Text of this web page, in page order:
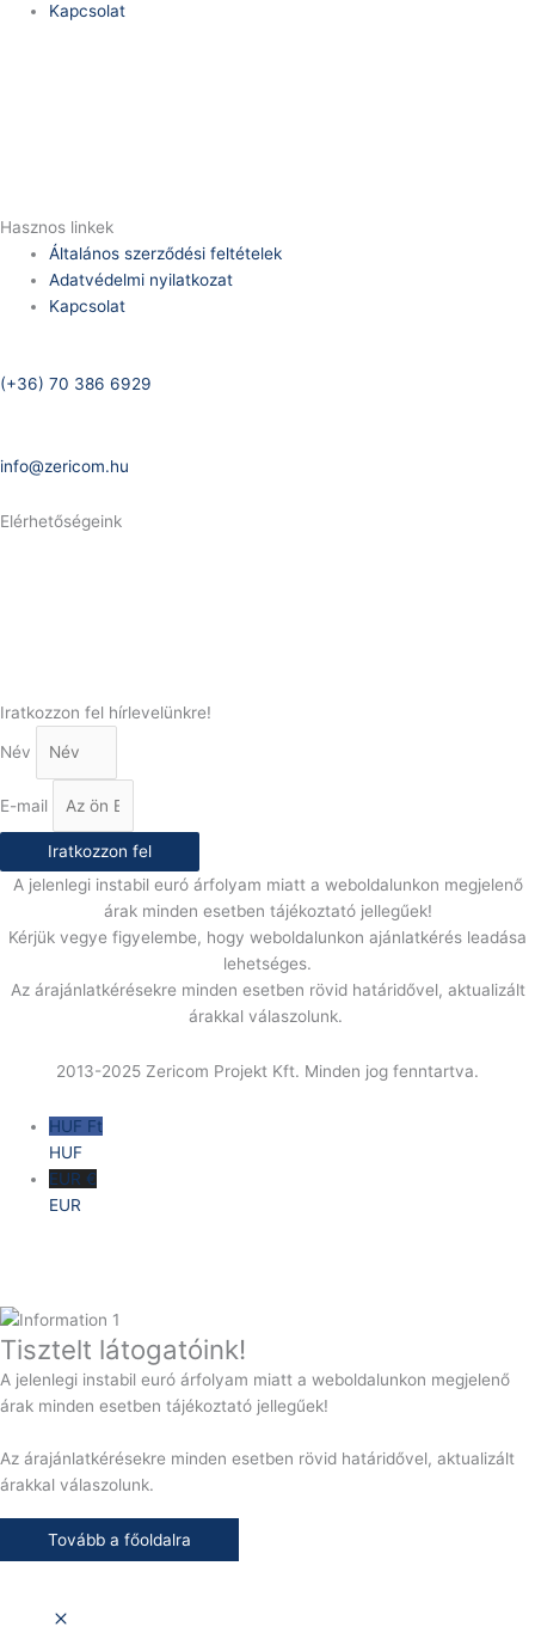
Kapcsolat
Hasznos linkek
Általános szerződési feltételek
Adatvédelmi nyilatkozat
Kapcsolat
(+36) 70 386 6929
info@zericom.hu
Elérhetőségeink
Iratkozzon fel hírlevelünkre!
Név
E-mail
Iratkozzon fel
A jelenlegi instabil euró árfolyam miatt a weboldalunkon megjelenő
árak minden esetben tájékoztató jellegűek!
Kérjük vegye figyelembe, hogy weboldalunkon ajánlatkérés leadása
lehetséges.
Az árajánlatkérésekre minden esetben rövid határidővel, aktualizált
árakkal válaszolunk.
2013-2025 Zericom Projekt Kft. Minden jog fenntartva.
HUF Ft
HUF
EUR €
EUR
Tisztelt látogatóink!
A jelenlegi instabil euró árfolyam miatt a weboldalunkon megjelenő
árak minden esetben tájékoztató jellegűek!
Az árajánlatkérésekre minden esetben rövid határidővel, aktualizált
árakkal válaszolunk.
Tovább a főoldalra